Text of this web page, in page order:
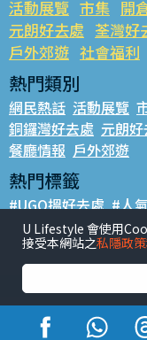
活動展覽 市集 開
元朗好去處 荃灣好
戶外郊遊 社會福利
熱門類別
網民熱話 活動展覽
銅鑼灣好去處 元朗
餐廳情報 戶外郊遊
熱門標籤
#UGO搵好去處 #人
#親子玩樂好去處
#UJetso禮物放送
U Lifestyle 會使用
接受本網站之私隱政